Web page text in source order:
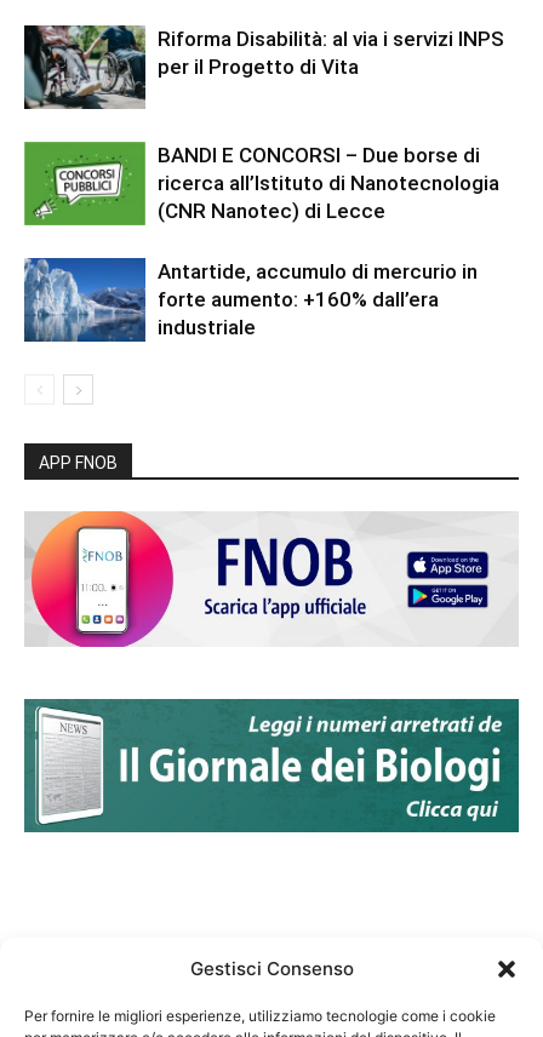
Gestisci Consenso
Per fornire le migliori esperienze, utilizziamo tecnologie come i cookie
Riforma Disabilità: al via i servizi INPS
per il Progetto di Vita
BANDI E CONCORSI – Due borse di
ricerca all’Istituto di Nanotecnologia
(CNR Nanotec) di Lecce
Antartide, accumulo di mercurio in
forte aumento: +160% dall’era
industriale
APP FNOB